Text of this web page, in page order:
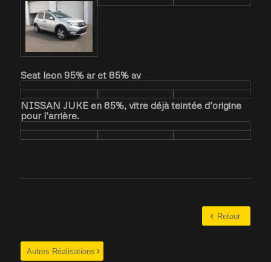
Seat leon 95% ar et 85% av
NISSAN JUKE en 85%, vitre déjà teintée d’origine
pour l’arrière.
Retour
Autres Réalisations